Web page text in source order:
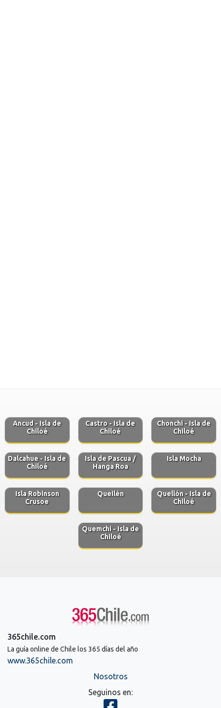
Ancud - Isla de
Chiloé
Castro - Isla de
Chiloé
Chonchi - Isla de
Chiloé
Dalcahue - Isla de
Chiloé
Isla de Pascua /
Hanga Roa
Isla Mocha
Isla Robinson
Crusoe
Queilén
Quellón - Isla de
Chiloé
Quemchi - Isla de
Chiloé
365chile.com
La guía online de Chile los 365 días del año
www.365chile.com
Nosotros
Seguinos en: